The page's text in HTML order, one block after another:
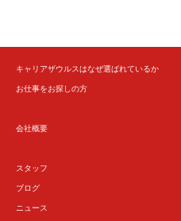
キャリアザウルスはなぜ選ばれているか
お仕事をお探しの方
会社概要
スタッフ
ブログ
ニュース